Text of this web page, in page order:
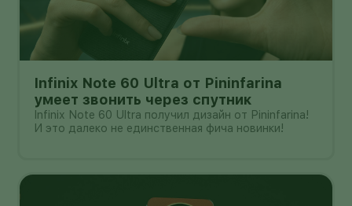
Infinix Note 60 Ultra от Pininfarina
умеет звонить через спутник
Infinix Note 60 Ultra получил дизайн от Pininfarina!
И это далеко не единственная фича новинки!